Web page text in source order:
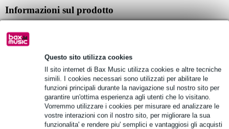
Questo sito utilizza cookies
Il sito internet di Bax Music utilizza cookies e altre tecniche
simili. I cookies necessari sono utilizzati per abilitare le
funzioni principali durante la navigazione sul nostro sito per
garantire un'ottima esperienza agli utenti che lo visitano.
Vorremmo utilizzare i cookies per misurare ed analizzare le
vostre interazioni con il nostro sito, per migliorare la sua
funzionalita' e rendere piu' semplici e vantaggiosi gli acquisti
Informazioni sul prodotto
configurazione: 8 pollici + 1 pollice
risposta in frequenza: 53 Hz - 20 kHz
Specifiche complete
Vedi anche (11)